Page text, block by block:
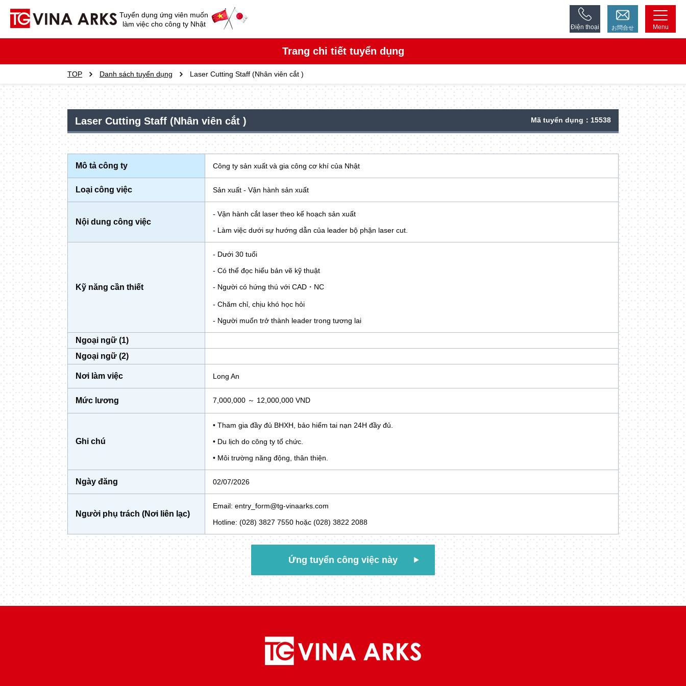
Tuyển dụng ứng viên muốn
làm việc cho công ty Nhật
Điện thoại お問合せ Menu
Trang chi tiết tuyển dụng
TOP Danh sách tuyển dụng Laser Cutting Staff (Nhân viên cắt )
Laser Cutting Staff (Nhân viên cắt ) Mã tuyển dụng：15538
Mô tả công ty Công ty sản xuất và gia công cơ khí của Nhật
Loại công việc Sản xuất - Vận hành sản xuất
Nội dung công việc
- Vận hành cắt laser theo kế hoạch sản xuất
- Làm việc dưới sự hướng dẫn của leader bộ phận laser cut.
Kỹ năng cần thiết
- Dưới 30 tuổi
- Có thể đọc hiểu bản vẽ kỹ thuật
- Người có hứng thú với CAD・NC
- Chăm chỉ, chịu khó học hỏi
- Người muốn trở thành leader trong tương lai
Ngoại ngữ (1)
Ngoại ngữ (2)
Nơi làm việc Long An
Mức lương 7,000,000 ～ 12,000,000 VND
Ghi chú
• Tham gia đầy đủ BHXH, bảo hiểm tai nạn 24H đầy đủ.
• Du lịch do công ty tổ chức.
• Môi trường năng động, thân thiện.
Ngày đăng 02/07/2026
Người phụ trách (Nơi liên lạc)
Email: entry_form@tg-vinaarks.com
Hotline: (028) 3827 7550 hoặc (028) 3822 2088
Ứng tuyển công việc này